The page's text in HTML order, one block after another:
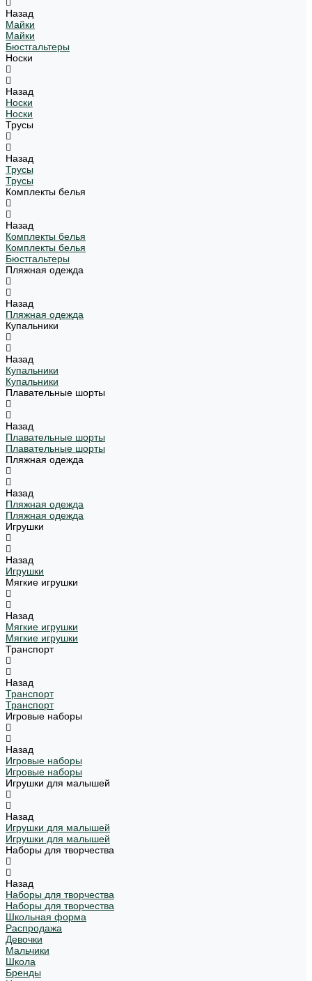
Назад
Майки
Майки
Бюстгальтеры
Носки
Назад
Носки
Носки
Трусы
Назад
Трусы
Трусы
Комплекты белья
Назад
Комплекты белья
Комплекты белья
Бюстгальтеры
Пляжная одежда
Назад
Пляжная одежда
Купальники
Назад
Купальники
Купальники
Плавательные шорты
Назад
Плавательные шорты
Плавательные шорты
Пляжная одежда
Назад
Пляжная одежда
Пляжная одежда
Игрушки
Назад
Игрушки
Мягкие игрушки
Назад
Мягкие игрушки
Мягкие игрушки
Транспорт
Назад
Транспорт
Транспорт
Игровые наборы
Назад
Игровые наборы
Игровые наборы
Игрушки для малышей
Назад
Игрушки для малышей
Игрушки для малышей
Наборы для творчества
Назад
Наборы для творчества
Наборы для творчества
Школьная форма
Распродажа
Девочки
Мальчики
Школа
Бренды